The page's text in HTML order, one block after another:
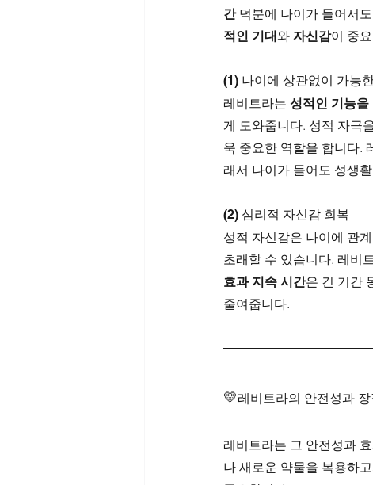
간 덕분에 나이가 들어서
적인 기대와 자신감이 중
(1) 나이에 상관없이 가능
레비트라는 성적인 기능을
게 도와줍니다. 성적 자극
욱 중요한 역할을 합니다.
래서 나이가 들어도 성생
(2) 심리적 자신감 회복
성적 자신감은 나이에 관
초래할 수 있습니다. 레비
효과 지속 시간은 긴 기간
줄여줍니다.
💛레비트라의 안전성과 장
레비트라는 그 안전성과
나 새로운 약물을 복용하